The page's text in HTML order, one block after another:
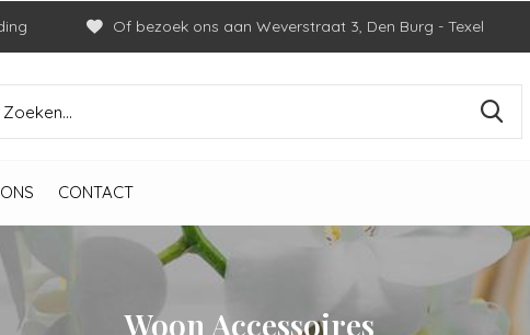
CONTACT
Of bezoek ons aan Weverstraat 3, Den Burg - Texel
Woon Accessoires